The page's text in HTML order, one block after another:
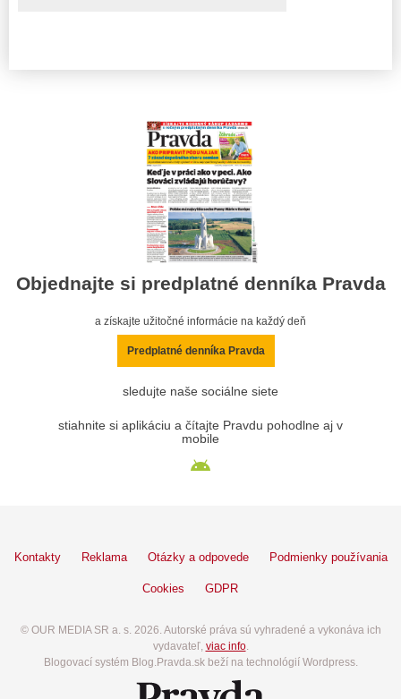
Objednajte si predplatné denníka Pravda
a získajte užitočné informácie na každý deň
Predplatné denníka Pravda
sledujte naše sociálne siete
stiahnite si aplikáciu a čítajte Pravdu pohodlne aj v
mobile
Kontakty Reklama Otázky a odpovede Podmienky používania
Cookies GDPR
© OUR MEDIA SR a. s. 2026. Autorské práva sú vyhradené a vykonáva ich
vydavateľ, viac info.
Blogovací systém Blog.Pravda.sk beží na technológií Wordpress.